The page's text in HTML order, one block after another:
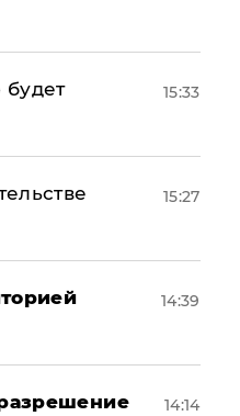
15:33
15:27
14:39
14:14